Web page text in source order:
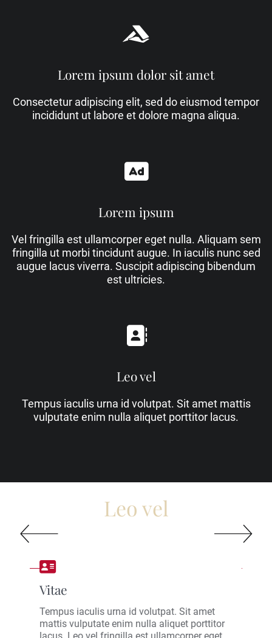
Lorem ipsum dolor sit amet
Consectetur adipiscing elit, sed do eiusmod tempor
incididunt ut labore et dolore magna aliqua.
Lorem ipsum
Vel fringilla est ullamcorper eget nulla. Aliquam sem
fringilla ut morbi tincidunt augue. In iaculis nunc sed
augue lacus viverra. Suscipit adipiscing bibendum
est ultricies.
Leo vel
Tempus iaculis urna id volutpat. Sit amet mattis
vulputate enim nulla aliquet porttitor lacus.
Einleitung
Leo vel
Vitae
Tempus iaculis urna id volutpat. Sit amet
mattis vulputate enim nulla aliquet porttitor